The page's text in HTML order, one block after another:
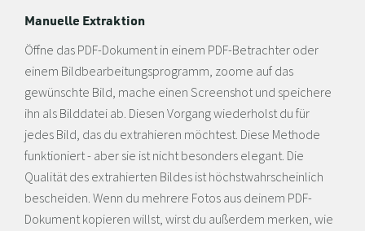
Manuelle Extraktion
Öffne das PDF-Dokument in einem PDF-Betrachter oder
einem Bildbearbeitungsprogramm, zoome auf das
gewünschte Bild, mache einen Screenshot und speichere
ihn als Bilddatei ab. Diesen Vorgang wiederholst du für
jedes Bild, das du extrahieren möchtest. Diese Methode
funktioniert - aber sie ist nicht besonders elegant. Die
Qualität des extrahierten Bildes ist höchstwahrscheinlich
bescheiden. Wenn du mehrere Fotos aus deinem PDF-
Dokument kopieren willst, wirst du außerdem merken, wie